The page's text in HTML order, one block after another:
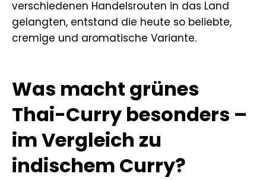
verschiedenen Handelsrouten in das Land
gelangten, entstand die heute so beliebte,
cremige und aromatische Variante.
Was macht grünes
Thai-Curry besonders –
im Vergleich zu
indischem Curry?